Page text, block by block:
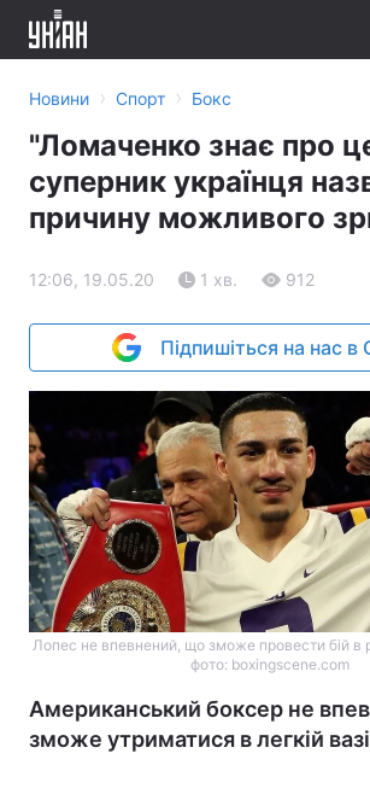
Новини › Спорт › Бокс
"Ломаченко знає про
суперник українця
причину можливого
12:06, 19.05.20 1 хв. 912
Підпишіться на нас в
Лопес не впевнений, що зможе провести бій в
фото: boxingscene.com
Американський боксер не
зможе утриматися в легкій